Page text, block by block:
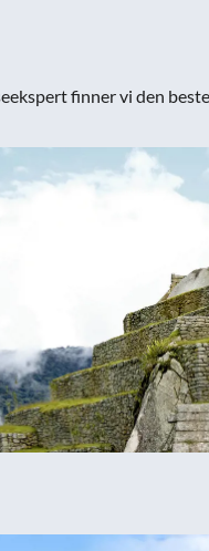
finner vi den